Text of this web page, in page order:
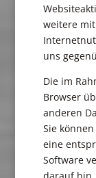
weitere
uns
Die im
Browser
anderen
Sie
eine
Software